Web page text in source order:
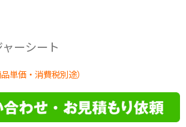
ーシート
品単価・消費税別途）